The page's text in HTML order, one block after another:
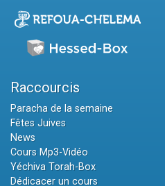
Raccourcis
Paracha de la semaine
Fêtes Juives
News
Cours Mp3-Vidéo
Yéchiva Torah-Box
Dédicacer un cours